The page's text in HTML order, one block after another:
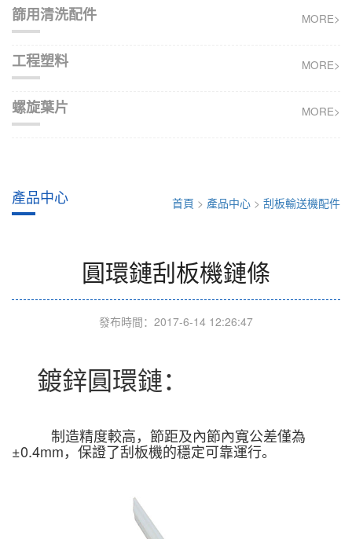
MORE>
篩用清洗配件
MORE>
工程塑料
MORE>
螺旋葉片
首頁 > 產品中心 > 刮板輸送機配件
產品中心
圓環鏈刮板機鏈條
發布時間：2017-6-14 12:26:47
鍍鋅圓環鏈：
制造精度較高，節距及內節內寬公差僅為
±0.4mm，保證了刮板機的穩定可靠運行。